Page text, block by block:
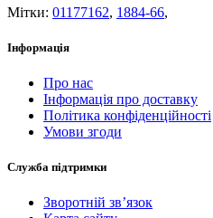
Мітки: 01177162, 1884-66,
Інформація
Про нас
Інформація про доставку
Політика конфіденційності
Умови згоди
Служба підтримки
Зворотній зв’язок